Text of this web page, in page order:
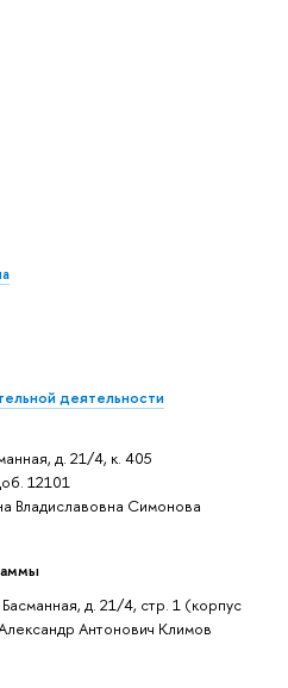
деятельности
д. 21/4, к. 405
12101
Владиславовна Симонова
д. 21/4, стр. 1 (корпус
Антонович Климов